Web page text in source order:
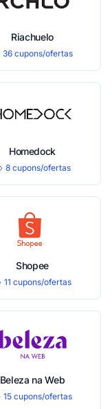
Riachuelo
36 cupons/ofertas
Homedock
8 cupons/ofertas
Shopee
11 cupons/ofertas
Beleza na Web
15 cupons/ofertas